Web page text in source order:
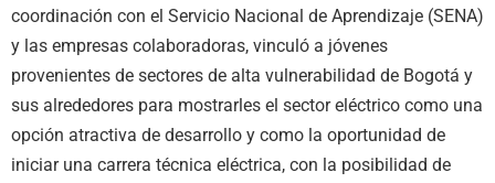
coordinación con el Servicio Nacional de Aprendizaje (SENA)
y las empresas colaboradoras, vinculó a jóvenes
provenientes de sectores de alta vulnerabilidad de Bogotá y
sus alrededores para mostrarles el sector eléctrico como una
opción atractiva de desarrollo y como la oportunidad de
iniciar una carrera técnica eléctrica, con la posibilidad de